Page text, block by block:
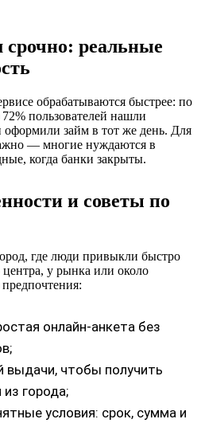
реальные
обрабатываются быстрее: по
пользователей нашли
займ в тот же день. Для
— многие нуждаются в
когда банки закрыты.
и советы по
где люди привыкли быстро
у рынка или около
онлайн‑анкета без
выдачи, чтобы получить
города;
условия: срок, сумма и